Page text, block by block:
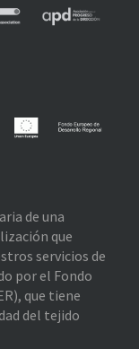
de una
que
servicios de
por el Fondo
que tiene
del tejido